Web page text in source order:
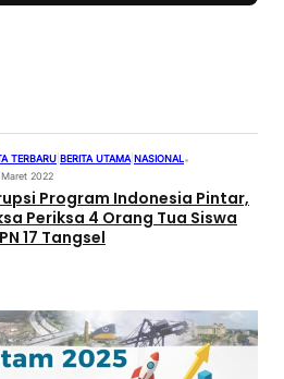
TERBARU BERITA UTAMA NASIONAL•
Maret 2022
Program Indonesia Pintar,
Periksa 4 Orang Tua Siswa
17 Tangsel